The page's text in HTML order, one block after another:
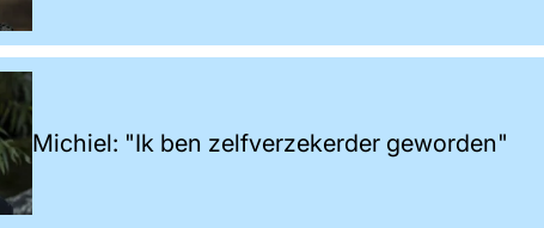
Michiel: "Ik ben zelfverzekerder geworden"